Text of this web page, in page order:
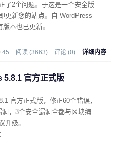
了2个问题。于这是一个安全版
更新您的站点。自 WordPress
本也已更新。
阅读 (3663) 评论 (0) 详细内容
官方正式版
官方正式版，修正60个错误，
，3个安全漏洞全都与区块编
升级。
：